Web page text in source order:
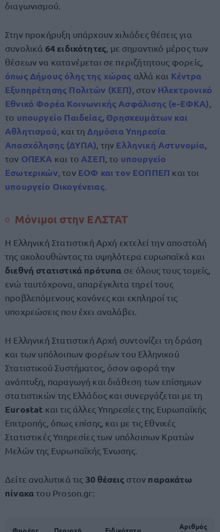
διαγωνισμού.
Στην προκήρυξη υπάρχουν χιλιάδες θέσεις για
συνολικά 64 ειδικότητες , με σημαντικό μέρος των
θέσεων να κατανέμεται σε περιζήτητους φορείς,
όπως Δήμους όλης της χώρας αλλά και Κέντρα
Εξυπηρέτησης Πολιτών (ΚΕΠ) , στον Ηλεκτρονικό
Εθνικό Φορέα Κοινωνικής Ασφάλισης (e-ΕΦΚΑ)
το υπουργείο Παιδείας, Θρησκευμάτων και
Αθλητισμού , και τη Δημόσια Υπηρεσία
Απασχόλησης (ΔΥΠΑ) , την Ελληνική Αστυνομία
τον ΟΠΕΚΑ και το ΑΣΕΠ , το υπουργείο
Εσωτερικών, τον ΕΟΦ και τον ΕΟΠΠΕΠ και τοι
υπουργείο Οικογένειας
Μόνιμοι στην ΕΛΣΤΑΤ
Η Ελληνική Στατιστική Αρχή εκτελεί την αποστολή
της ακολουθώντας τα υψηλότερα ευρωπαϊκά και
διεθνή στατιστικά πρότυπα σε όλους τους τομείς,
ενώ ταυτόχρονα, απαρέγκλιτα τηρεί τους
προβλεπόμενους κανόνες και εκπληροί τις
υποχρεώσεις που έχει αναλάβει.
Η Ελληνική Στατιστική Αρχή συντονίζει τη δράση
και των υπόλοιπων φορέων του Ελληνικού
Στατιστικού Συστήματος, όσον αφορά την
ανάπτυξη, παραγωγή και διάθεση των επίσημων
στατιστικών της Ελλάδος και συνεργάζεται με τη
Eurostat και τις άλλες Υπηρεσίες της Ευρωπαϊκής
Επιτροπής, όπως επίσης, και με τις Εθνικές
Στατιστικές Υπηρεσίες των υπόλοιπων Κρατών
Μελών της Ευρωπαϊκής Ένωσης.
Δείτε αναλυτικά τις 30 θέσεις στον παρακάτω
πίνακατου Proson.gr:
Φορέας Περιοχή Ειδικότητα
Αριθμός